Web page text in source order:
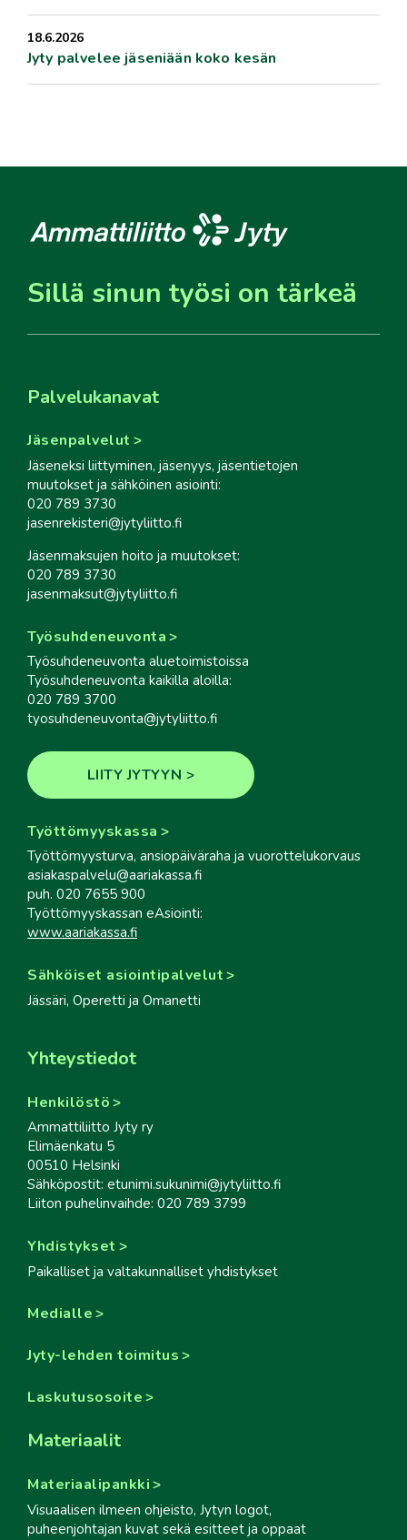
18.6.2026
Jyty palvelee jäseniään koko kesän
Sillä sinun työsi on tärkeä
Palvelukanavat
Jäsenpalvelut
Jäseneksi liittyminen, jäsenyys, jäsentietojen
muutokset ja sähköinen asiointi:
020 789 3730
jasenrekisteri@jytyliitto.fi
Jäsenmaksujen hoito ja muutokset:
020 789 3730
jasenmaksut@jytyliitto.fi
Työsuhdeneuvonta
Työsuhdeneuvonta aluetoimistoissa
Työsuhdeneuvonta kaikilla aloilla:
020 789 3700
tyosuhdeneuvonta@jytyliitto.fi
LIITY JYTYYN
Työttömyyskassa
Työttömyysturva, ansiopäiväraha ja vuorottelukorvaus
asiakaspalvelu@aariakassa.fi
puh. 020 7655 900
Työttömyyskassan eAsiointi:
www.aariakassa.fi
Sähköiset asiointipalvelut
Jässäri, Operetti ja Omanetti
Yhteystiedot
Henkilöstö
Ammattiliitto Jyty ry
Elimäenkatu 5
00510 Helsinki
Sähköpostit: etunimi.sukunimi@jytyliitto.fi
Liiton puhelinvaihde: 020 789 3799
Yhdistykset
Paikalliset ja valtakunnalliset yhdistykset
Medialle
Jyty-lehden toimitus
Laskutusosoite
Materiaalit
Materiaalipankki
Visuaalisen ilmeen ohjeisto, Jytyn logot,
puheenjohtajan kuvat sekä esitteet ja oppaat